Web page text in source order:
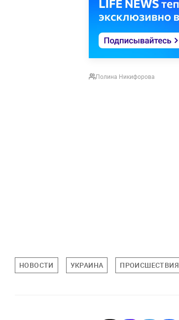
Полина Никифорова
НОВОСТИ УКРАИНА ПРОИСШЕСТВИЯ